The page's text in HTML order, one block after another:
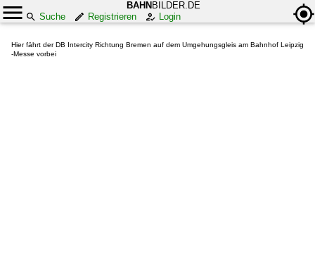
BAHN BILDER.DE
Suche
Registrieren Login
Hier fährt der DB Intercity Richtung Bremen auf dem Umgehungsgleis am Bahnhof Leipzig
-Messe vorbei